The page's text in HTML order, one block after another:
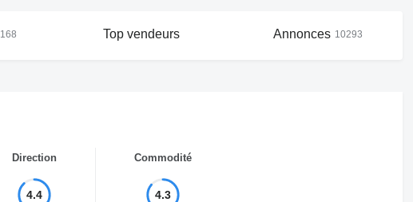
168 Top vendeurs Annonces 10293
4.4
Direction
4.3
Commodité